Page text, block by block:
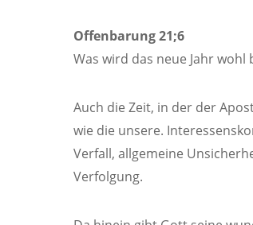
Offenbarung 21;6
Was wird das neue Jahr
Auch die Zeit, in der der
wie die unsere.
Verfall, allgemeine
Verfolgung.